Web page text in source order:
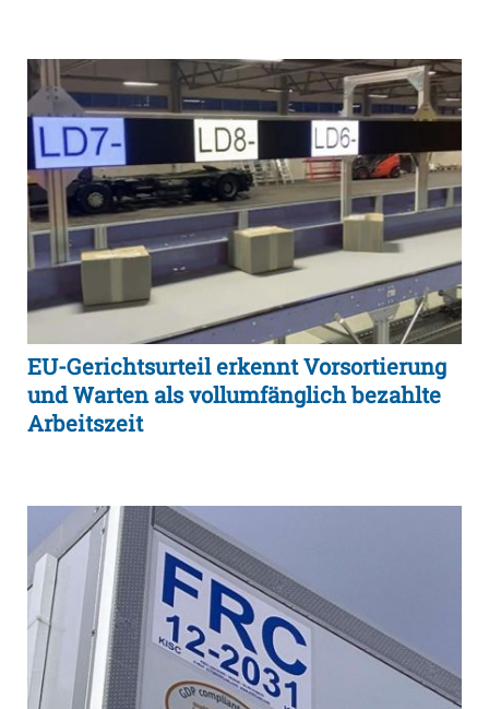
EU-Gerichtsurteil erkennt Vorsortierung
und Warten als vollumfänglich bezahlte
Arbeitszeit